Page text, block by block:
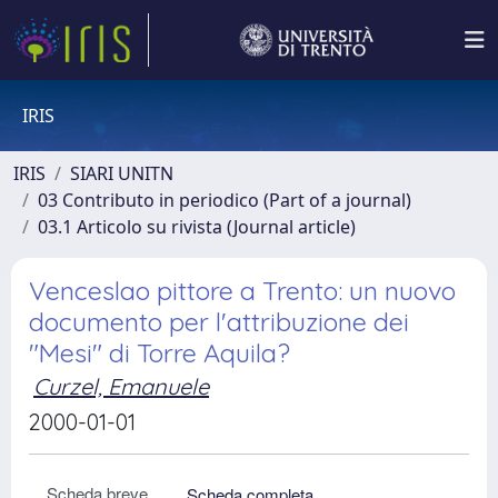
IRIS
IRIS
SIARI UNITN
03 Contributo in periodico (Part of a journal)
03.1 Articolo su rivista (Journal article)
Venceslao pittore a Trento: un nuovo
documento per l'attribuzione dei
"Mesi" di Torre Aquila?
Curzel, Emanuele
2000-01-01
Scheda breve